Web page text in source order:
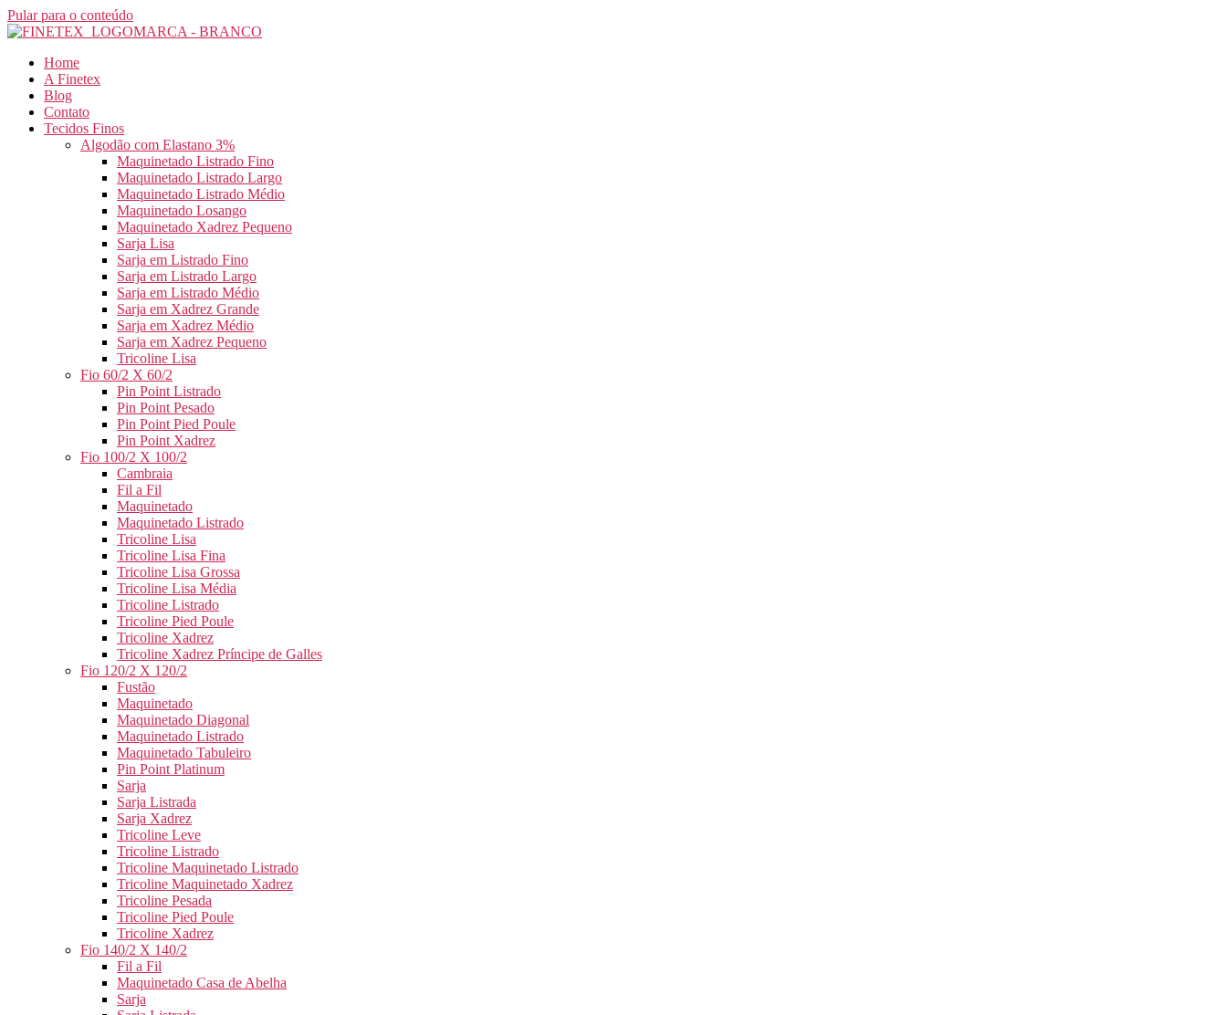
Pular para o conteúdo
Home
A Finetex
Blog
Contato
Tecidos Finos
Algodão com Elastano 3%
Maquinetado Listrado Fino
Maquinetado Listrado Largo
Maquinetado Listrado Médio
Maquinetado Losango
Maquinetado Xadrez Pequeno
Sarja Lisa
Sarja em Listrado Fino
Sarja em Listrado Largo
Sarja em Listrado Médio
Sarja em Xadrez Grande
Sarja em Xadrez Médio
Sarja em Xadrez Pequeno
Tricoline Lisa
Fio 60/2 X 60/2
Pin Point Listrado
Pin Point Pesado
Pin Point Pied Poule
Pin Point Xadrez
Fio 100/2 X 100/2
Cambraia
Fil a Fil
Maquinetado
Maquinetado Listrado
Tricoline Lisa
Tricoline Lisa Fina
Tricoline Lisa Grossa
Tricoline Lisa Média
Tricoline Listrado
Tricoline Pied Poule
Tricoline Xadrez
Tricoline Xadrez Príncipe de Galles
Fio 120/2 X 120/2
Fustão
Maquinetado
Maquinetado Diagonal
Maquinetado Listrado
Maquinetado Tabuleiro
Pin Point Platinum
Sarja
Sarja Listrada
Sarja Xadrez
Tricoline Leve
Tricoline Listrado
Tricoline Maquinetado Listrado
Tricoline Maquinetado Xadrez
Tricoline Pesada
Tricoline Pied Poule
Tricoline Xadrez
Fio 140/2 X 140/2
Fil a Fil
Maquinetado Casa de Abelha
Sarja